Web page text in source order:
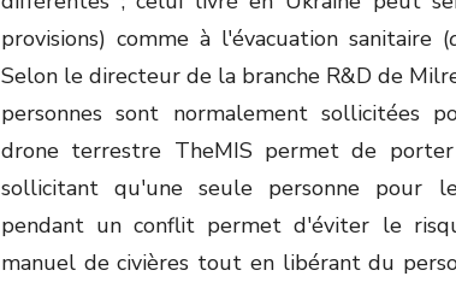
provisions) comme à l'évacuation sanitaire (
Selon le directeur de la branche R&D de
personnes sont normalement sollicitées
drone terrestre TheMIS permet de
sollicitant qu'une seule personne pour
pendant un conflit permet d'éviter le
manuel de civières tout en libérant du